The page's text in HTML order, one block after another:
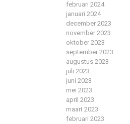
februari 2024
januari 2024
december 2023
november 2023
oktober 2023
september 2023
augustus 2023
juli 2023
juni 2023
mei 2023
april 2023
maart 2023
februari 2023